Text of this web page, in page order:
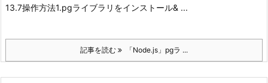
13.7操作方法1.pgライブラリをインストール& ...
記事を読む 「Node.js」pgラ ...